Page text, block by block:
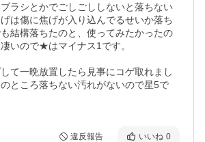
ラシとかでごしごししないと落ちない
は傷に焦げが入り込んでるせいか落ち
結構落ちたのと、使ってみたかったの
いので★はマイナス1です。
て一晩放置したら見事にコゲ取れまし
ところ落ちない汚れがないので星5で
違反報告 いいね 0